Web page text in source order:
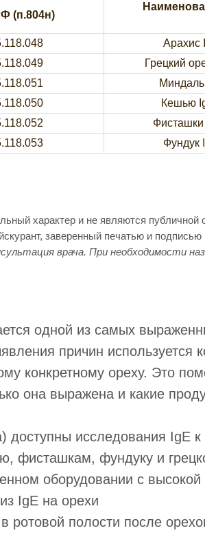
(п.804н)
Арахис
Грецкий
Кешью
Фундук
характер и не являются
заверенный печатью и
врача. При необходимости
одной из самых
причин используется
конкретному ореху. Это
она выражена и какие
исследования IgE к
фисташкам, фундуку и
оборудовании с высокой
IgE на орехи
ротовой полости после